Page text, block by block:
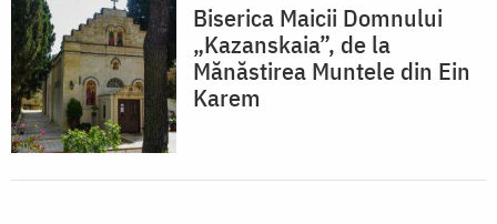
Biserica Maicii Domnului
„Kazanskaia”, de la
Mănăstirea Muntele din Ein
Karem